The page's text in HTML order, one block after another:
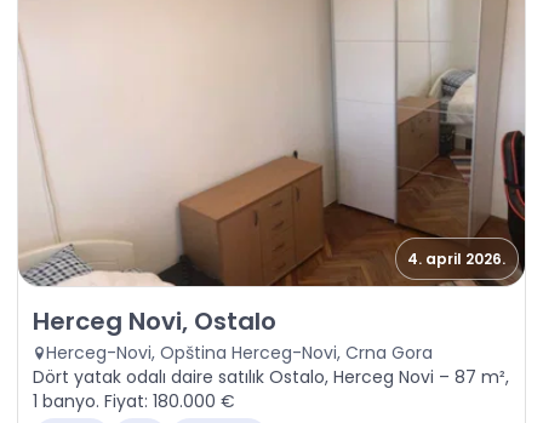
4. april 2026.
Satılık - Daire Herceg Novi, Ostalo
Herceg Novi, Ostalo
Herceg-Novi, Opština Herceg-Novi, Crna Gora
Dört yatak odalı daire satılık Ostalo, Herceg Novi – 87 m²,
1 banyo. Fiyat: 180.000 €